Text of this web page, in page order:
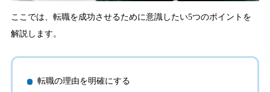
ここでは、転職を成功させるために意識したい5つのポイントを
解説します。
転職の理由を明確にする